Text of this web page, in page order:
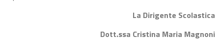
La Dirigente Scolastica
Dott.ssa Cristina Maria Magnoni